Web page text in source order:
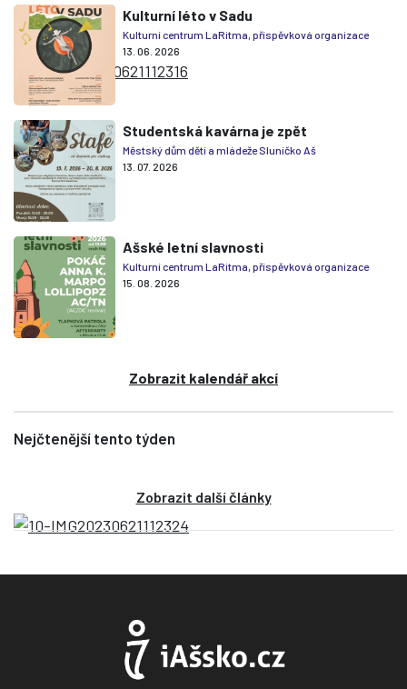
Kulturní léto v Sadu
Kulturní centrum LaRitma, příspěvková organizace
13. 06. 2026
Studentská kavárna je zpět
Městský dům dětí a mládeže Sluníčko Aš
13. 07. 2026
Ašské letní slavnosti
Kulturní centrum LaRitma, příspěvková organizace
15. 08. 2026
Zobrazit kalendář akcí
Nejčtenější tento týden
Zobrazit další články